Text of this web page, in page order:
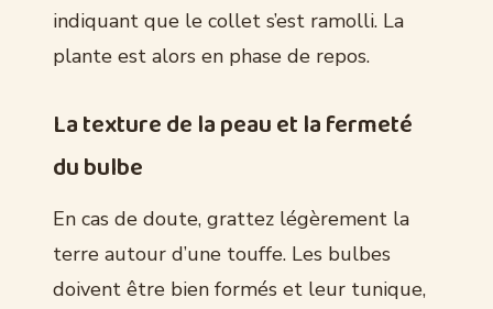
indiquant que le collet s’est ramolli. La
plante est alors en phase de repos.
La texture de la peau et la fermeté
du bulbe
En cas de doute, grattez légèrement la
terre autour d’une touffe. Les bulbes
doivent être bien formés et leur tunique,